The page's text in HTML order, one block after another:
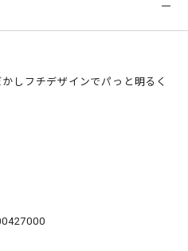
しフチデザインでパっと明るく